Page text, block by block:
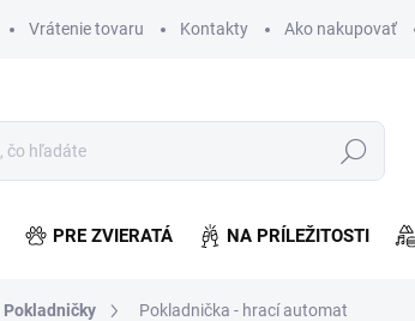
Vrátenie tovaru Kontakty Ako nakupovať
Hľadať
PRE ZVIERATÁ NA PRÍLEŽITOSTI
Pokladničky Pokladnička - hrací automat